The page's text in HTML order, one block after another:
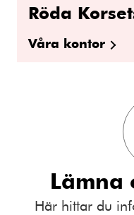
Röda
Våra kontor
Lämna
Här hittar du